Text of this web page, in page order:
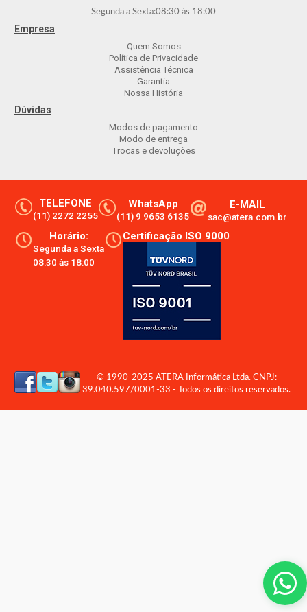
Segunda a Sexta:08:30 às 18:00
Empresa
Quem Somos
Política de Privacidade
Assistência Técnica
Garantia
Nossa História
Dúvidas
Modos de pagamento
Modo de entrega
Trocas e devoluções
TELEFONE
(11) 2272 2255
WhatsApp
(11) 9 9653 6135
E-MAIL
sac@atera.com.br
Horário:
Segunda a Sexta
08:30 às 18:00
Certificação ISO 9000
© 1990-2025 ATERA Informática Ltda. CNPJ:
39.040.597/0001-33 - Todos os direitos reservados.